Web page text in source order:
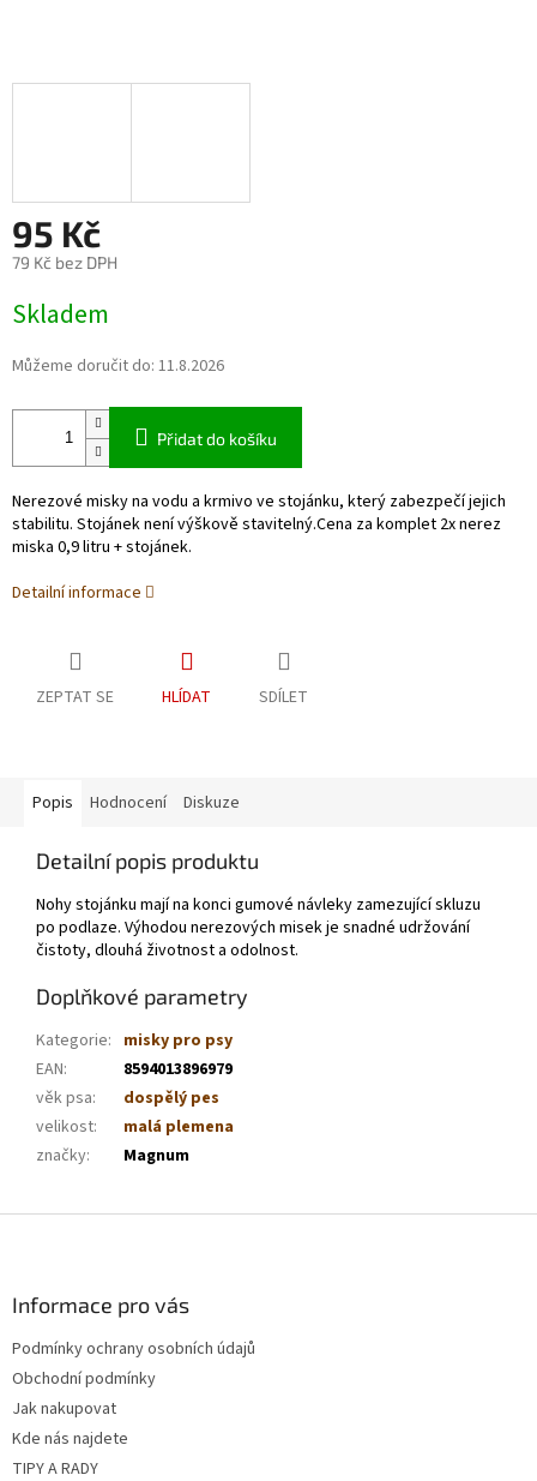
95 Kč
79 Kč bez DPH
cena:
Skladem
Můžeme doručit do: 11.8.2026
Přidat do košíku
Nerezové misky na vodu a krmivo ve stojánku, který zabezpečí jejich
stabilitu. Stojánek není výškově stavitelný.Cena za komplet 2x nerez
miska 0,9 litru + stojánek.
Detailní informace
ZEPTAT SE HLÍDAT SDÍLET
Popis Hodnocení Diskuze
Detailní popis produktu
Nohy stojánku mají na konci gumové návleky zamezující skluzu
po podlaze. Výhodou nerezových misek je snadné udržování
čistoty, dlouhá životnost a odolnost.
Doplňkové parametry
Kategorie: misky pro psy
EAN:
8594013896979
věk psa:
dospělý pes
velikost:
malá plemena
značky: Magnum
Informace pro vás
Podmínky ochrany osobních údajů
Obchodní podmínky
Jak nakupovat
Kde nás najdete
TIPY A RADY